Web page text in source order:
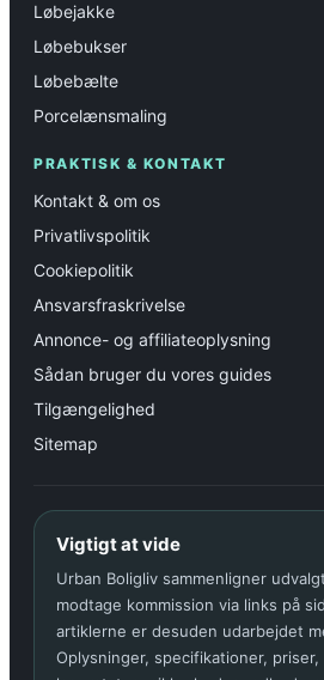
Løbejakke
Løbebukser
Løbebælte
Porcelænsmaling
PRAKTISK & KONTAKT
Kontakt & om os
Privatlivspolitik
Cookiepolitik
Ansvarsfraskrivelse
Annonce- og affiliateoplysning
Sådan bruger du vores guides
Tilgængelighed
Sitemap
Vigtigt at vide
Urban Boligliv sammenligner
modtage kommission via links på
artiklerne er desuden udarbejdet
Oplysninger, specifikationer, priser,